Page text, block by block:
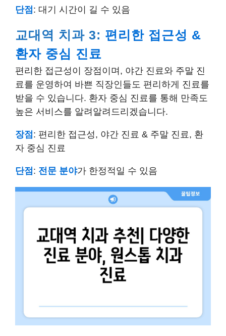
단점 : 대기 시간이 길 수 있음
교대역 치과 3: 편리한 접근성 &
환자 중심 진료
편리한 접근성이 장점이며, 야간 진료와 주말 진
료를 운영하여 바쁜 직장인들도 편리하게 진료를
받을 수 있습니다. 환자 중심 진료를 통해 만족도
높은 서비스를 알려알려드리겠습니다.
장점 : 편리한 접근성, 야간 진료 & 주말 진료, 환
자 중심 진료
단점 : 전문 분야가 한정적일 수 있음